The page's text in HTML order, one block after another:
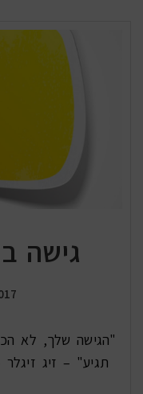
גישה
"הגישה שלך, לא
תגיע" – זיג